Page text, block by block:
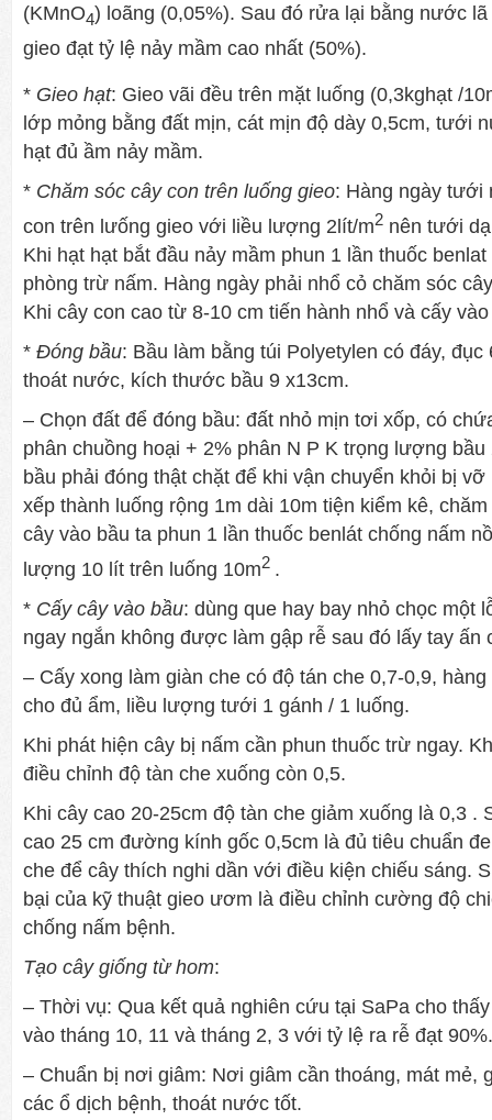
(KMnO4) loãng (0,05%). Sau đó rửa lại bằng nước
gieo đạt tỷ lệ nảy mầm cao nhất (50%).
* Gieo hạt: Gieo vãi đều trên mặt luống (0,3kghạt /
lớp mỏng bằng đất mịn, cát mịn độ dày 0,5cm, tưới
hạt đủ ầm nảy mầm.
* Chăm sóc cây con trên luống gieo: Hàng ngày tưới
con trên lưống gieo với liều lượng 2lít/m2 nên tưới
Khi hạt hạt bắt đầu nảy mầm phun 1 lần thuốc
phòng trừ nấm. Hàng ngày phải nhổ cỏ chăm sóc
Khi cây con cao từ 8-10 cm tiến hành nhổ và cấy
* Đóng bầu: Bầu làm bằng túi Polyetylen có đáy,
thoát nước, kích thước bầu 9 x13cm.
– Chọn đất để đóng bầu: đất nhỏ mịn tơi xốp, có
phân chuồng hoại + 2% phân N P K trọng lượng
bầu phải đóng thật chặt để khi vận chuyển khỏi bị
xếp thành luống rộng 1m dài 10m tiện kiểm kê,
cây vào bầu ta phun 1 lần thuốc benlát chống nấm
lượng 10 lít trên luống 10m2 .
* Cấy cây vào bầu: dùng que hay bay nhỏ chọc một
ngay ngắn không được làm gập rễ sau đó lấy tay ấn
– Cấy xong làm giàn che có độ tán che 0,7-0,9,
cho đủ ẩm, liều lượng tưới 1 gánh / 1 luống.
Khi phát hiện cây bị nấm cần phun thuốc trừ ngay.
điều chỉnh độ tàn che xuống còn 0,5.
Khi cây cao 20-25cm độ tàn che giảm xuống là 0,3 .
cao 25 cm đường kính gốc 0,5cm là đủ tiêu chuẩn
che để cây thích nghi dần với điều kiện chiếu sáng.
bại của kỹ thuật gieo ươm là điều chỉnh cường độ
chống nấm bệnh.
Tạo cây giống từ hom:
– Thời vụ: Qua kết quả nghiên cứu tại SaPa cho
vào tháng 10, 11 và tháng 2, 3 với tỷ lệ ra rễ đạt 90%.
– Chuẩn bị nơi giâm: Nơi giâm cần thoáng, mát mẻ,
các ổ dịch bệnh, thoát nước tốt.